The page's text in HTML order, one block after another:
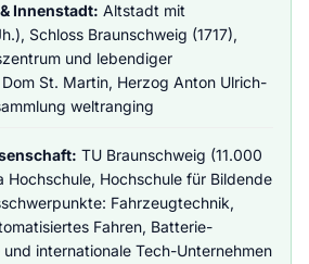
Innenstadt: Altstadt mit
Schloss Braunschweig (1717),
und lebendiger
St. Martin, Herzog Anton Ulrich-
weltranging
TU Braunschweig (11.000
Hochschule, Hochschule für Bildende
Fahrzeugtechnik,
Fahren, Batterie-
internationale Tech-Unternehmen